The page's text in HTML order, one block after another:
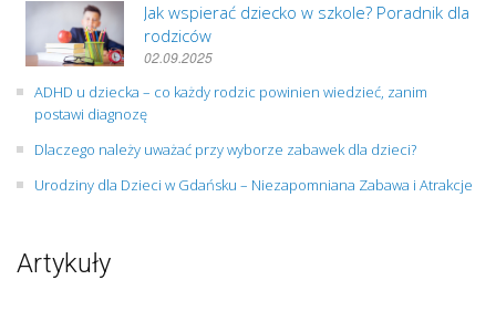
Jak wspierać dziecko w szkole? Poradnik dla
rodziców
02.09.2025
ADHD u dziecka – co każdy rodzic powinien wiedzieć, zanim
postawi diagnozę
Dlaczego należy uważać przy wyborze zabawek dla dzieci?
Urodziny dla Dzieci w Gdańsku – Niezapomniana Zabawa i Atrakcje
Artykuły